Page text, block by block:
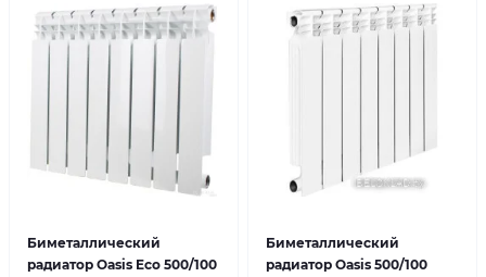
Биметаллический
радиатор Oasis Eco 500/100
Биметаллический
радиатор Oasis 500/100